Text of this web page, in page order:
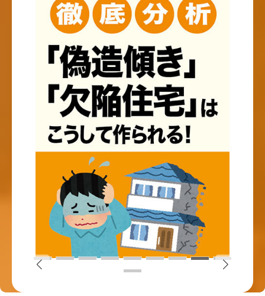
Flat
小さく建てて
大きく暮らす
平屋について
Duplex
みんなが笑顔に
二世帯住宅について
Reform
手入れをしながら
Rental house
相続対策にも！
不動産投資について